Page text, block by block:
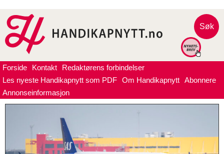
Søk
Forside Kontakt
Redaktørens forbindelser
Les nyeste Handikapnytt som PDF Om Handikapnytt Abonnere
Annonseinformasjon